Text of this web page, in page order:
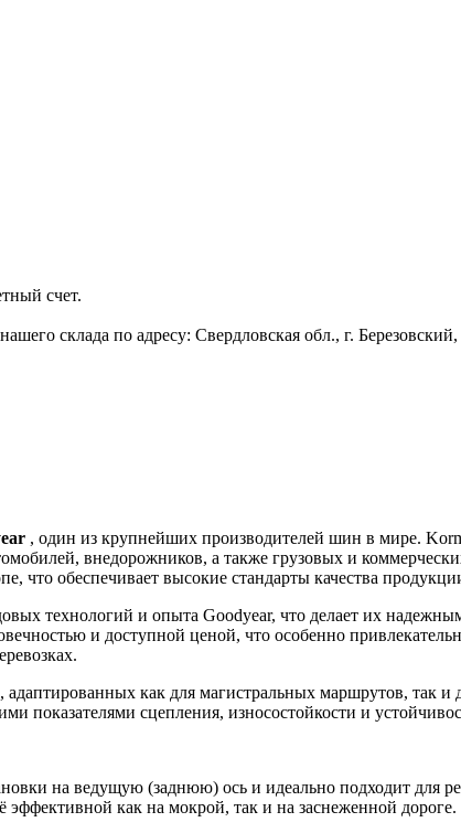
счет.
склада по адресу: Свердловская обл., г.
, один из крупнейших производителей шин в мире.
внедорожников, а также грузовых и
что обеспечивает высокие стандарты качества
технологий и опыта Goodyear, что делает их
и доступной ценой, что особенно
как для магистральных маршрутов, так и
показателями сцепления, износостойкости и
на ведущую (заднюю) ось и идеально подходит для
эффективной как на мокрой, так и на заснеженной дороге.